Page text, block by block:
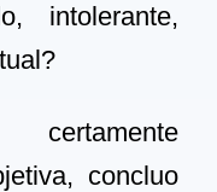
intolerante,
concluo